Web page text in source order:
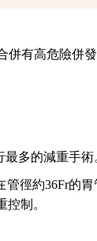
併有高危險併
多的減重手術
徑約36Fr的
制。